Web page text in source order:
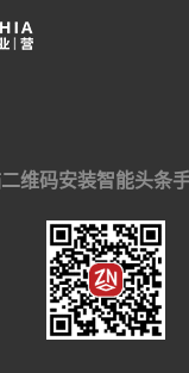
维码安装智能头条